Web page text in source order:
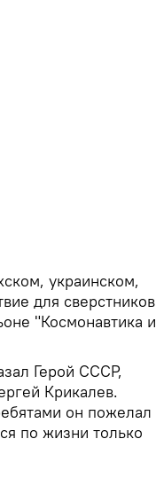
украинском,
для сверстников
"Космонавтика и
Герой СССР,
Крикалев.
он пожелал
по жизни только